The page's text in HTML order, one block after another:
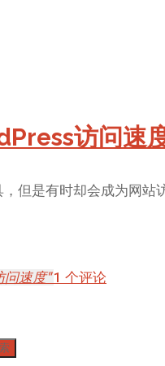
但其实也充满套路，依
访问速
但是有时却会成为网
问速度" 1 个评论